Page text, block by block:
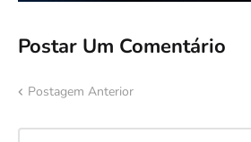
Postar Um Comentário
Postagem Anterior